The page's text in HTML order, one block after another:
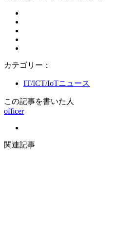
カテゴリー：
IT/ICT/IoTニュース
この記事を書いた人
officer
関連記事